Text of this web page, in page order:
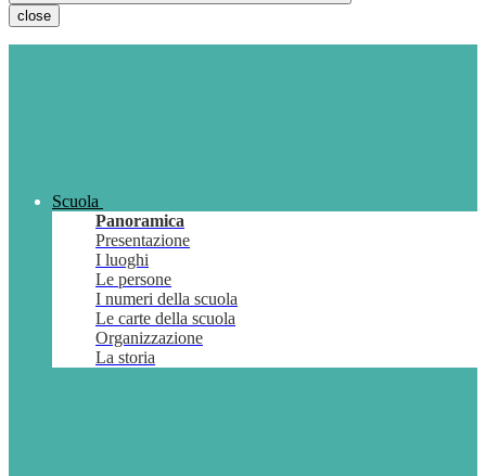
close
Scuola
Panoramica
Presentazione
I luoghi
Le persone
I numeri della scuola
Le carte della scuola
Organizzazione
La storia